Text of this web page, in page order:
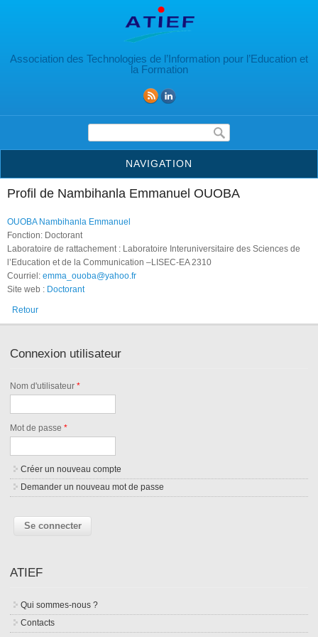
Association des Technologies de l’Information pour l’Education et
la Formation
Formulaire de recherche
NAVIGATION
Profil de Nambihanla Emmanuel OUOBA
OUOBA Nambihanla Emmanuel
Fonction: Doctorant
Laboratoire de rattachement : Laboratoire Interuniversitaire des Sciences de
l’Education et de la Communication –LISEC-EA 2310
Courriel: emma_ouoba@yahoo.fr
Site web : Doctorant
Retour
Connexion utilisateur
Nom d'utilisateur*
Mot de passe*
Créer un nouveau compte
Demander un nouveau mot de passe
ATIEF
Qui sommes-nous ?
Contacts